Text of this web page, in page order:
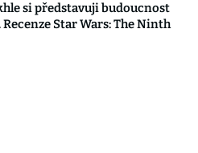
si představuji budoucnost
Recenze Star Wars: The Ninth